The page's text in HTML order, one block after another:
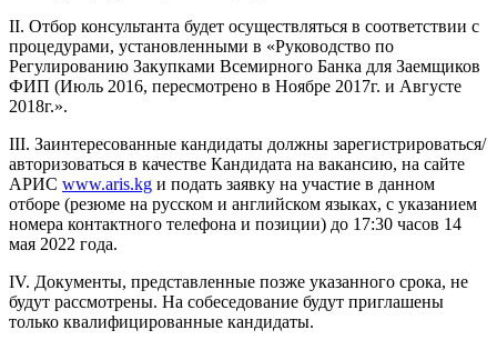
II. Отбор консультанта будет осуществляться в соответствии с
процедурами, установленными в «Руководство по
Регулированию Закупками Всемирного Банка для Заемщиков
ФИП (Июль 2016, пересмотрено в Ноябре 2017г. и Августе
2018г.».
III. Заинтересованные кандидаты должны зарегистрироваться/
авторизоваться в качестве Кандидата на вакансию, на сайте
АРИС www.aris.kg и подать заявку на участие в данном
отборе (резюме на русском и английском языках, с указанием
номера контактного телефона и позиции) до 17:30 часов 14
мая 2022 года.
IV. Документы, представленные позже указанного срока, не
будут рассмотрены. На собеседование будут приглашены
только квалифицированные кандидаты.